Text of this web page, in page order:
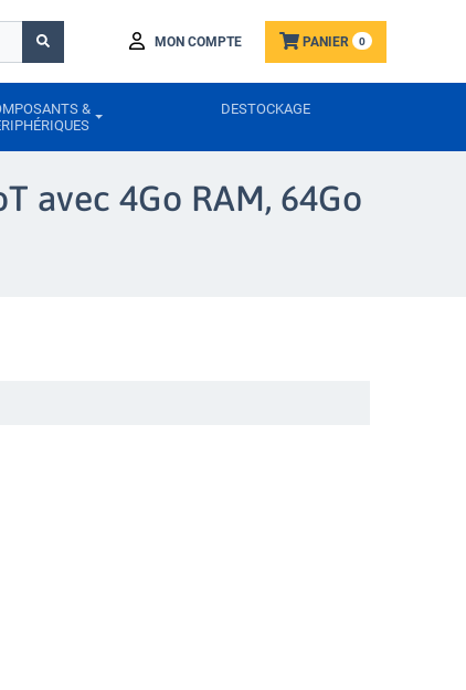
MON COMPTE PANIER 0
&
DESTOCKAGE
avec 4Go RAM, 64Go